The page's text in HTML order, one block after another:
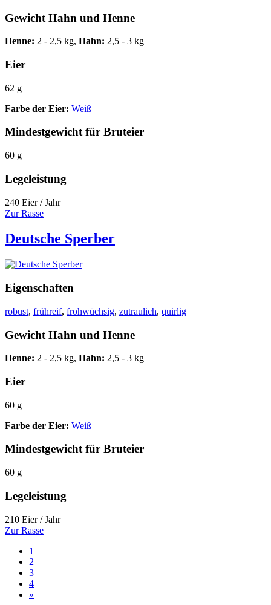
Gewicht Hahn und Henne
Henne: 2 - 2,5 kg, Hahn: 2,5 - 3 kg
Eier
62 g
Farbe der Eier: Weiß
Mindestgewicht für Bruteier
60 g
Legeleistung
240 Eier / Jahr
Zur Rasse
Deutsche Sperber
Eigenschaften
robust, frühreif, frohwüchsig, zutraulich, quirlig
Gewicht Hahn und Henne
Henne: 2 - 2,5 kg, Hahn: 2,5 - 3 kg
Eier
60 g
Farbe der Eier: Weiß
Mindestgewicht für Bruteier
60 g
Legeleistung
210 Eier / Jahr
Zur Rasse
1
2
3
4
»